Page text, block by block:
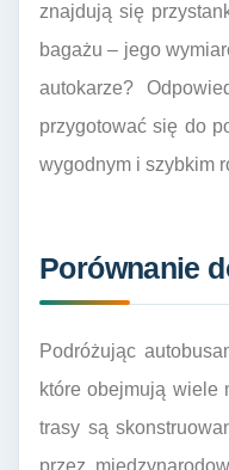
znajdują się
bagażu – jego
autokarze?
przygotować się do
wygodnym i szybkim
Porównanie
Podróżując
które obejmują wiele
trasy są
przez